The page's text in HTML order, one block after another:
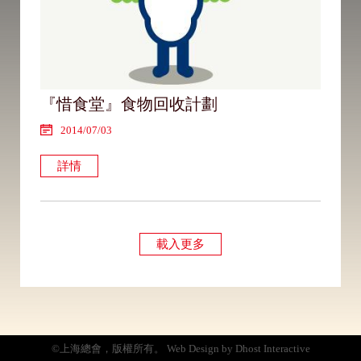
『惜食堂』食物回收計劃
2014/07/03
詳情
載入更多
©上海總會，版權所有。 Web Design by Dhost Interactive